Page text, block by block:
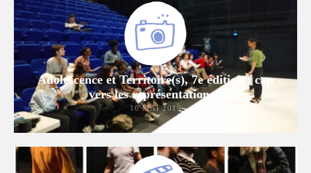
Adolescence et Territoire(s), 7e édition : cap
vers les représentations !
10 MAI 2019